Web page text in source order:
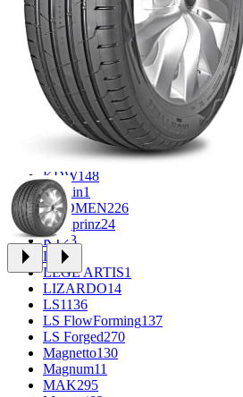
FF 33
FR REPLICA 1
GR 34
Grizzly 3
iFree 965
iFree Original 49
Ikon1
INFORGED1
2
KDW148
Keskin1
KHOMEN226
Kronprinz24
KT23
LE
13
LEGE ARTIS1
LIZARDO14
LS1136
LS FlowForming137
LS Forged270
Magnetto130
Magnum11
MAK295